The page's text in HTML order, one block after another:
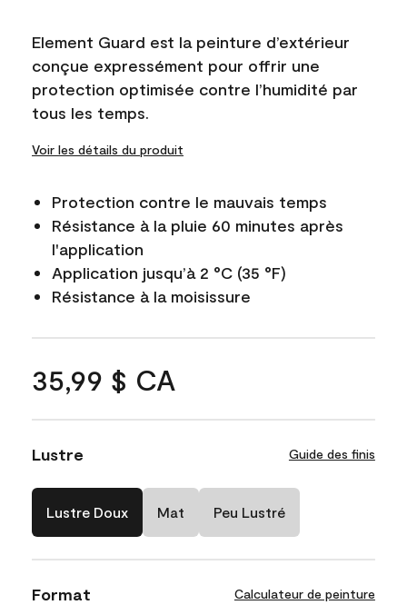
Element Guard est la peinture d’extérieur
conçue expressément pour offrir une
protection optimisée contre l’humidité par
tous les temps.
Voir les détails du produit
Protection contre le mauvais temps
Résistance à la pluie 60 minutes après
l'application
Application jusqu’à 2 °C (35 °F)
Résistance à la moisissure
35,99 $ CA
Lustre Guide des finis
Lustre Doux Mat Peu Lustré
Format Calculateur de peinture